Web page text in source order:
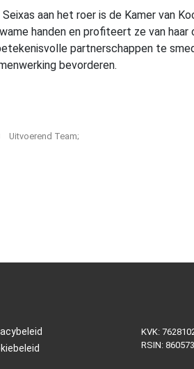
aan het roer is de Kamer van
handen en profiteert ze van haar
partnerschappen te
bevorderen.
Uitvoerend Team;
KVK:
RSIN: